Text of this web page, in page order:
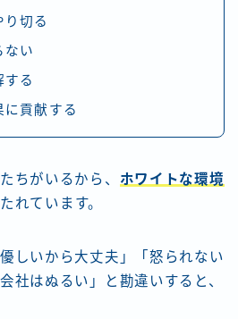
り切る
ない
する
に貢献する
ちがいるから、 ホワイトな環境
れています。
しいから大丈夫」「怒られない
社はぬるい」と勘違いすると、